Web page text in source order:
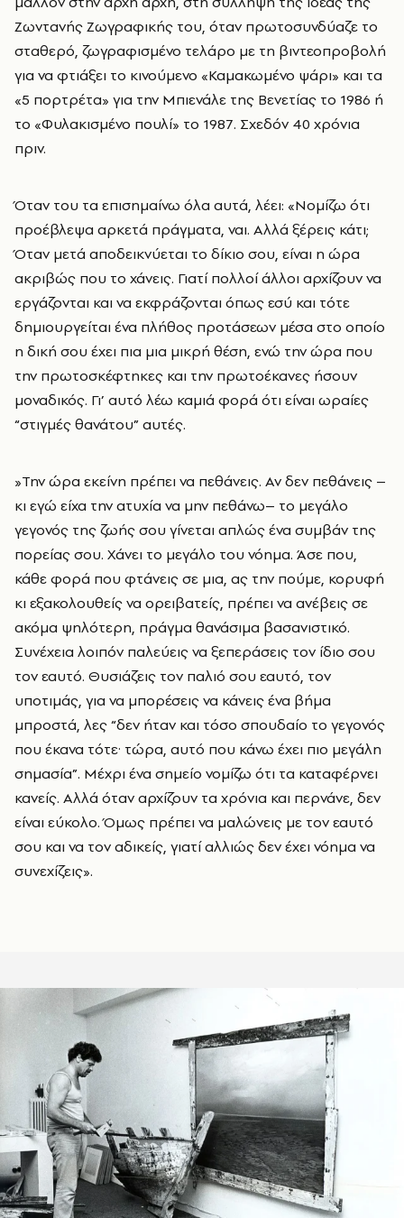
Ζωντανής Zωγραφικής του, όταν πρωτοσυνδύαζε το
σταθερό, ζωγραφισμένο τελάρο με τη βιντεοπροβολή
για να φτιάξει το κινούμενο «Καμακωμένο ψάρι» και τα
«5 πορτρέτα» για την Μπιενάλε της Βενετίας το 1986 ή
το «Φυλακισμένο πουλί» το 1987. Σχεδόν 40 χρόνια
πριν.
Όταν του τα επισημαίνω όλα αυτά, λέει: «Νομίζω ότι
προέβλεψα αρκετά πράγματα, ναι. Αλλά ξέρεις κάτι;
Όταν μετά αποδεικνύεται το δίκιο σου, είναι η ώρα
ακριβώς που το χάνεις. Γιατί πολλοί άλλοι αρχίζουν να
εργάζονται και να εκφράζονται όπως εσύ και τότε
δημιουργείται ένα πλήθος προτάσεων μέσα στο οποίο
η δική σου έχει πια μια μικρή θέση, ενώ την ώρα που
την πρωτοσκέφτηκες και την πρωτοέκανες ήσουν
μοναδικός. Γι’ αυτό λέω καμιά φορά ότι είναι ωραίες
“στιγμές θανάτου” αυτές.
»Την ώρα εκείνη πρέπει να πεθάνεις. Αν δεν πεθάνεις –
κι εγώ είχα την ατυχία να μην πεθάνω– το μεγάλο
γεγονός της ζωής σου γίνεται απλώς ένα συμβάν της
πορείας σου. Χάνει το μεγάλο του νόημα. Άσε που,
κάθε φορά που φτάνεις σε μια, ας την πούμε, κορυφή
κι εξακολουθείς να ορειβατείς, πρέπει να ανέβεις σε
ακόμα ψηλότερη, πράγμα θανάσιμα βασανιστικό.
Συνέχεια λοιπόν παλεύεις να ξεπεράσεις τον ίδιο σου
τον εαυτό. Θυσιάζεις τον παλιό σου εαυτό, τον
υποτιμάς, για να μπορέσεις να κάνεις ένα βήμα
μπροστά, λες “δεν ήταν και τόσο σπουδαίο το γεγονός
που έκανα τότε· τώρα, αυτό που κάνω έχει πιο μεγάλη
σημασία”. Μέχρι ένα σημείο νομίζω ότι τα καταφέρνει
κανείς. Αλλά όταν αρχίζουν τα χρόνια και περνάνε, δεν
είναι εύκολο. Όμως πρέπει να μαλώνεις με τον εαυτό
σου και να τον αδικείς, γιατί αλλιώς δεν έχει νόημα να
συνεχίζεις».